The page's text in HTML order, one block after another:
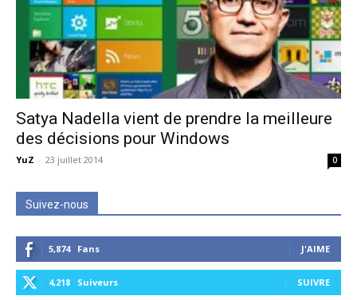
Satya Nadella vient de prendre la meilleure
des décisions pour Windows
YuZ - 23 juillet 2014 0
Suivez-nous
5,874 Fans J'AIME
4,218 Suiveurs SUIVRE